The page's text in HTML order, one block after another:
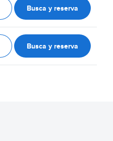
Busca y reserva
Busca y reserva